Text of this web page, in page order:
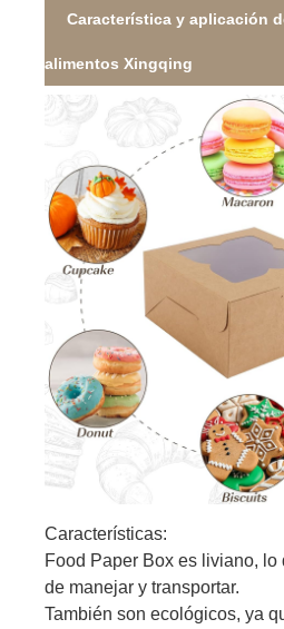
Característica y aplicación
alimentos Xingqing
Características:
Food Paper Box es liviano,
de manejar y transportar.
También son ecológicos, ya